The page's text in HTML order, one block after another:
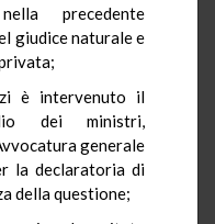
precedente
giudice naturale e
è intervenuto il
dei ministri,
generale
la declaratoria di
della questione;